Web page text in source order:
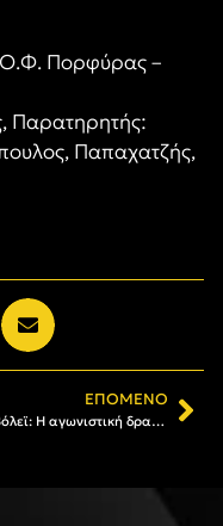
Πορφύρας –
Παρατηρητής:
Παπαχατζής,
ΕΠΌΜΕΝΟ
Βόλεϊ: Η αγωνιστική δραστηριότητα του Α.Σ. ΑΡΗΣ